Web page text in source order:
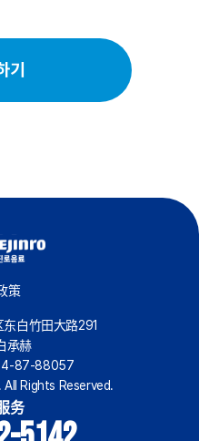
기
策
白竹田大路291
承赫
87-88057
Rights Reserved.
务